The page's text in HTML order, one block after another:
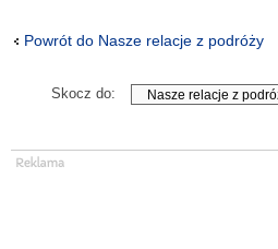
Powrót do Nasze relacje z podróży
Skocz do: